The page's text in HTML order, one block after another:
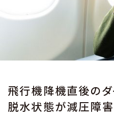
飛行機降機直後の
脱水状態が減圧障